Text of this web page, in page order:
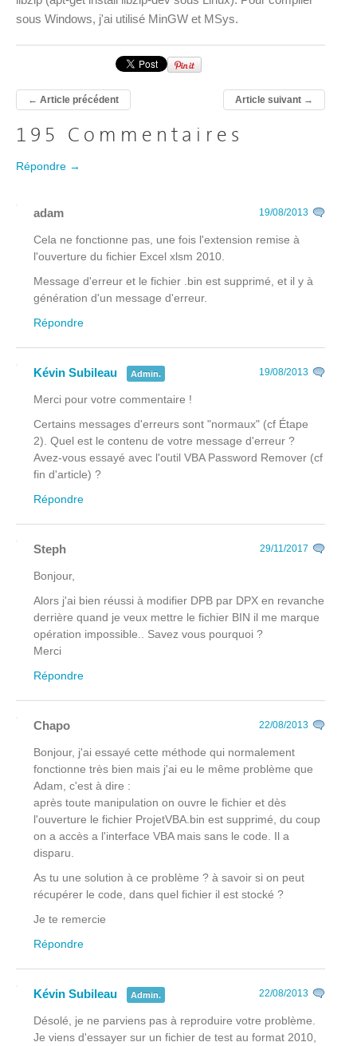
sous Windows, j'ai utilisé MinGW et MSys.
← Article précédent Article suivant→
195 Commentaires
Répondre →
adam 19/08/2013
Cela ne fonctionne pas, une fois l'extension remise à
l'ouverture du fichier Excel xlsm 2010.
Message d'erreur et le fichier .bin est supprimé, et il y à
génération d'un message d'erreur.
Répondre
Kévin Subileau Admin. 19/08/2013
Merci pour votre commentaire !
Certains messages d'erreurs sont "normaux" (cf Étape
2). Quel est le contenu de votre message d'erreur ?
Avez-vous essayé avec l'outil VBA Password Remover (cf
fin d'article) ?
Répondre
Steph 29/11/2017
Bonjour,
Alors j'ai bien réussi à modifier DPB par DPX en revanche
derrière quand je veux mettre le fichier BIN il me marque
opération impossible.. Savez vous pourquoi ?
Merci
Répondre
Chapo 22/08/2013
Bonjour, j'ai essayé cette méthode qui normalement
fonctionne très bien mais j'ai eu le même problème que
Adam, c'est à dire :
après toute manipulation on ouvre le fichier et dès
l'ouverture le fichier ProjetVBA.bin est supprimé, du coup
on a accès a l'interface VBA mais sans le code. Il a
disparu.
As tu une solution à ce problème ? à savoir si on peut
récupérer le code, dans quel fichier il est stocké ?
Je te remercie
Répondre
Kévin Subileau Admin. 22/08/2013
Désolé, je ne parviens pas à reproduire votre problème.
Je viens d'essayer sur un fichier de test au format 2010,